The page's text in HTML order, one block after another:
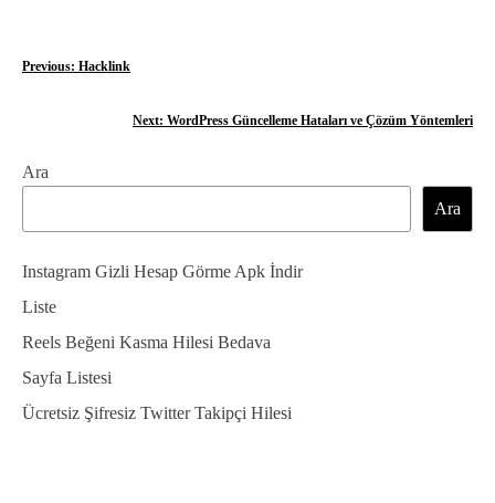
Y
ı
g
e
z
i
n
m
Previous: Hacklink
Next: WordPress Güncelleme Hataları ve Çözüm Yöntemleri
Ara
Ara
Instagram Gizli Hesap Görme Apk İndir
Liste
Reels Beğeni Kasma Hilesi Bedava
Sayfa Listesi
Ücretsiz Şifresiz Twitter Takipçi Hilesi